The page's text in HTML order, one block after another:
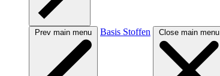
Prev main menu Basis Stoffen Close main menu